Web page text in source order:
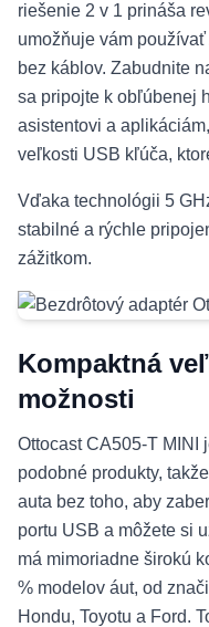
riešenie 2 v 1 prináša
umožňuje vám
bez káblov. Zabudnite
sa pripojte k obľúbenej
asistentovi a
veľkosti USB kľúča,
Vďaka technológii 5
stabilné a rýchle
zážitkom.
Kompaktná
možnosti
Ottocast CA505-T MINI
podobné produkty,
auta bez toho, aby
portu USB a môžete si
má mimoriadne širokú
% modelov áut, od
Hondu, Toyotu a Ford.